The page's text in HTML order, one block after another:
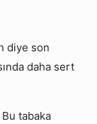
diye son
daha sert
tabaka